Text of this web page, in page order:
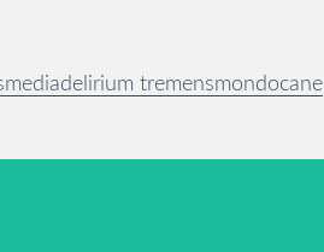
mediadelirium tremensmondocane